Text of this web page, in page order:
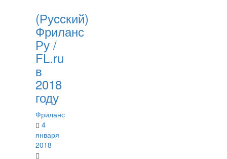
(Русский)
Фриланс
Ру /
FL.ru
в
2018
году
Фриланс
4
января
2018